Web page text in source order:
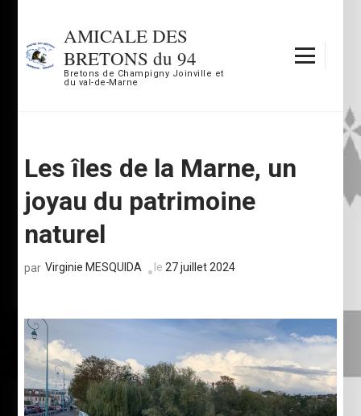
contenu
(Pressez
AMICALE DES
BRETONS du 94
Bretons de Champigny Joinville et
du val-de-Marne
Les îles de la Marne, un
joyau du patrimoine
naturel
par Virginie MESQUIDA le27 juillet 2024